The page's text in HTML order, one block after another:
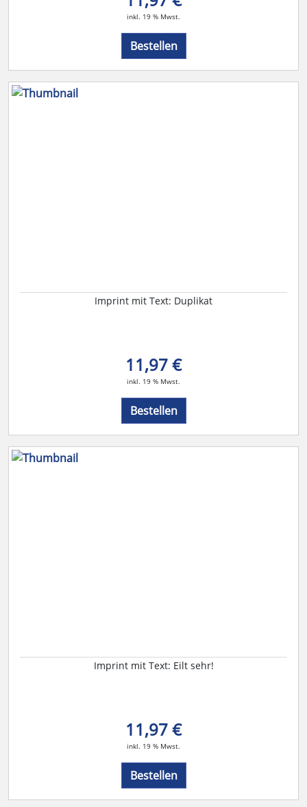
inkl. 19 % Mwst.
Bestellen
Imprint mit Text: Duplikat
11,97 €
inkl. 19 % Mwst.
Bestellen
Imprint mit Text: Eilt sehr!
11,97 €
inkl. 19 % Mwst.
Bestellen